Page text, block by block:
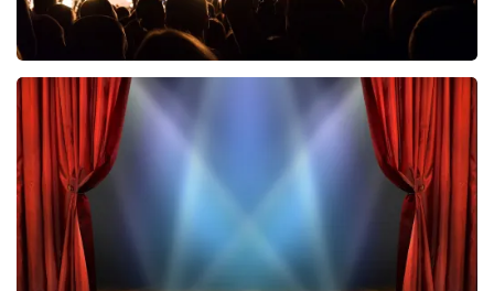
Don Omar
402 laatste 30 minuten
BESTEL NU